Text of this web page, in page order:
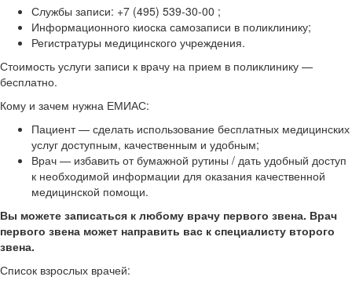
Службы записи: +7 (495) 539-30-00 ;
Информационного киоска самозаписи в поликлинику;
Регистратуры медицинского учреждения.
Стоимость услуги записи к врачу на прием в поликлинику —
бесплатно.
Кому и зачем нужна ЕМИАС:
Пациент — сделать использование бесплатных медицинских
услуг доступным, качественным и удобным;
Врач — избавить от бумажной рутины / дать удобный доступ
к необходимой информации для оказания качественной
медицинской помощи.
Вы можете записаться к любому врачу первого звена. Врач
первого звена может направить вас к специалисту второго
звена.
Список взрослых врачей: